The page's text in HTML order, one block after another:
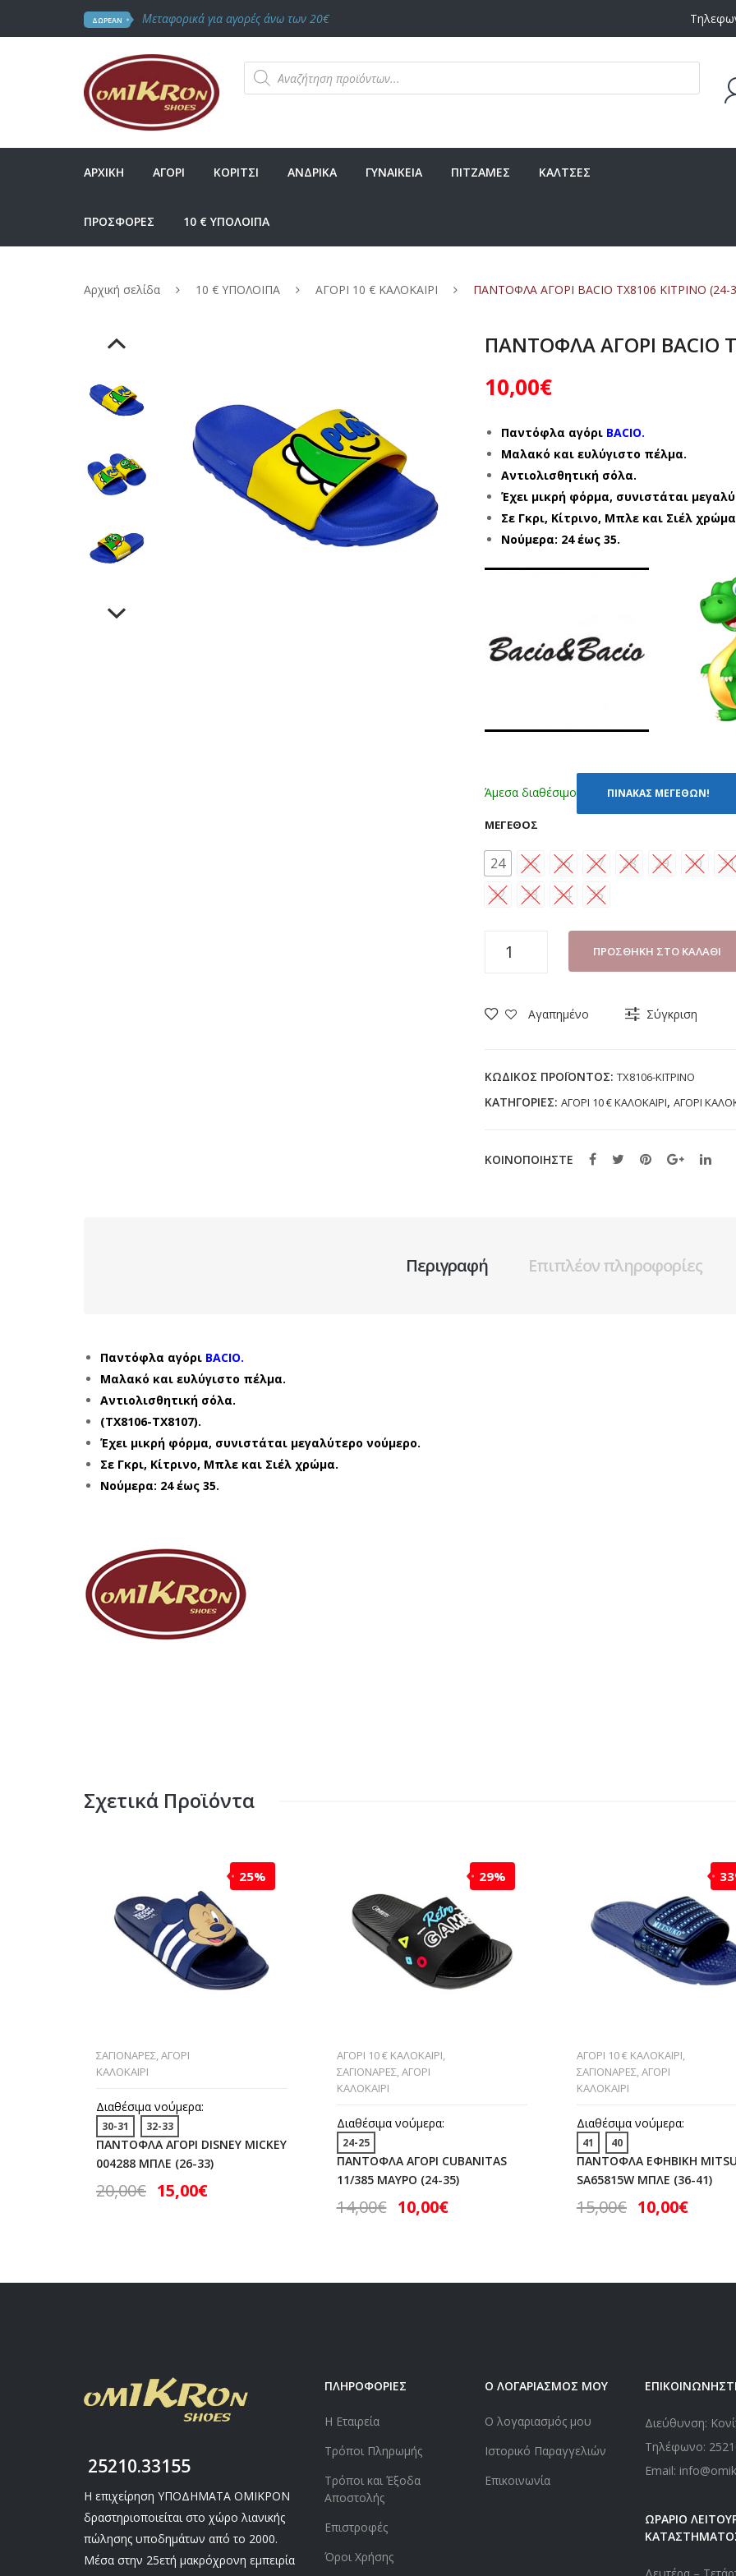
ΔΩΡΕΑΝ Μεταφορικά για αγορές άνω των 20€
Products
search
ΑΡΧΙΚΗ ΑΓΟΡΙ ΚΟΡΙΤΣΙ ΑΝΔΡΙΚΑ ΓΥΝΑΙΚΕΙΑ ΠΙΤΖΑΜΕΣ ΚΑΛΤΣΕΣ
ΠΡΟΣΦΟΡΕΣ 10 € ΥΠΟΛΟΙΠΑ
Αρχική σελίδα 10 € ΥΠΟΛΟΙΠΑ ΑΓΟΡΙ 10 € ΚΑΛΟΚΑΙΡΙ ΠΑΝΤΟΦΛΑ ΑΓΟΡΙ BACIO TX8106 ΚΙΤΡΙΝΟ (24-
ΠΑΝΤΟΦΛΑ ΑΓΟΡΙ BACIO
10,00€
Παντόφλα αγόρι BACIO.
Μαλακό και ευλύγιστο πέλμα.
Αντιολισθητική σόλα.
Έχει μικρή φόρμα, συνιστάται
Σε Γκρι, Κίτρινο, Μπλε και Σιέλ
Νούμερα: 24 έως 35.
Άμεσα διαθέσιμο ΠΙΝΑΚΑΣ ΜΕΓΕΘΩΝ!
ΜΈΓΕΘΟΣ
24 25 26 27 28 29 30
31
32
33 34 35
TX8106
35)
ΠΡΟΣΘΉΚΗ ΣΤΟ ΚΑΛΆΘΙ
Αγαπημένο Σύγκριση
ΚΩΔΙΚΌΣ ΠΡΟΪΌΝΤΟΣ: TX8106-ΚΙΤΡΙΝΟ
ΚΑΤΗΓΟΡΊΕΣ: ΑΓΟΡΙ 10 € ΚΑΛΟΚΑΙΡΙ, ΑΓΟΡΙ
ΚΟΙΝΟΠΟΙΗΣΤΕ
Περιγραφή Επιπλέον πληροφορίες
Παντόφλα αγόρι BACIO.
Μαλακό και ευλύγιστο πέλμα.
Αντιολισθητική σόλα.
(TX8106-TX8107).
Έχει μικρή φόρμα, συνιστάται μεγαλύτερο νούμερο.
Σε Γκρι, Κίτρινο, Μπλε και Σιέλ χρώμα.
Νούμερα: 24 έως 35.
Σχετικά Προϊόντα
25%
ΣΑΓΙΟΝΑΡΕΣ,ΑΓΟΡΙ
ΚΑΛΟΚΑΙΡΙ
Διαθέσιμα νούμερα:
30-31 32-33
ΠΑΝΤΟΦΛΑ ΑΓΟΡΙ DISNEY MICKEY
004288 ΜΠΛΕ (26-33)
20,00€ 15,00€
29%
ΑΓΟΡΙ 10 € ΚΑΛΟΚΑΙΡΙ,
ΣΑΓΙΟΝΑΡΕΣ,ΑΓΟΡΙ
ΚΑΛΟΚΑΙΡΙ
Διαθέσιμα νούμερα:
24-25
ΠΑΝΤΟΦΛΑ ΑΓΟΡΙ CUBANITAS
11/385 ΜΑΥΡΟ (24-35)
14,00€ 10,00€
ΑΓΟΡΙ 10 € ΚΑΛΟΚΑΙΡΙ,
ΣΑΓΙΟΝΑΡΕΣ,ΑΓΟΡΙ
ΚΑΛΟΚΑΙΡΙ
Διαθέσιμα νούμερα:
41 40
ΠΑΝΤΟΦΛΑ ΕΦΗΒΙΚΗ
SA65815W ΜΠΛΕ (36-41)
15,00€ 10,00€
25210.33155
Η επιχείρηση ΥΠΟΔΗΜΑΤΑ ΟΜΙΚΡΟΝ
δραστηριοποιείται στο χώρο λιανικής
πώλησης υποδημάτων από το 2000.
Μέσα στην 25ετή μακρόχρονη εμπειρία
ΠΛΗΡΟΦΟΡΙΕΣ
Η Εταιρεία
Τρόποι Πληρωμής
Τρόποι και Έξοδα
Αποστολής
Επιστροφές
Όροι Χρήσης
Ο ΛΟΓΑΡΙΑΣΜΟΣ ΜΟΥ
Ο λογαριασμός μου
Ιστορικό Παραγγελιών
Επικοινωνία
Διεύθυνση:
Τηλέφωνο:
Email:
ΩΡΑΡΙΟ